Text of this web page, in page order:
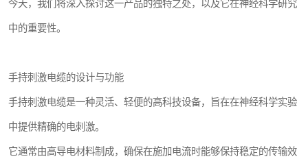
今天，我们将深入探讨这一产品的独特之处，以及它在神经科学研究
中的重要性。
手持刺激电缆的设计与功能
手持刺激电缆是一种灵活、轻便的高科技设备，旨在在神经科学实验
中提供精确的电刺激。
它通常由高导电材料制成，确保在施加电流时能够保持稳定的传输效